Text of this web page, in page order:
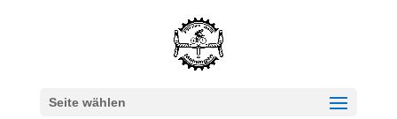
Seite wählen